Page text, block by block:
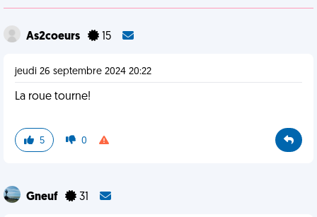
As2coeurs 15
jeudi 26 septembre 2024 20:22
La roue tourne!
5 0
Gneuf 31